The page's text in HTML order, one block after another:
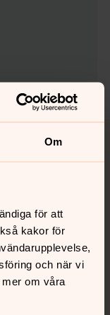
Om
för att
kakor för
och när vi
om våra